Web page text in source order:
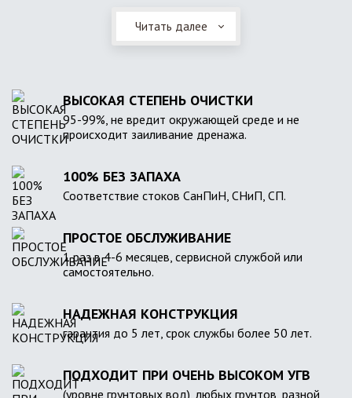
Читать далее
ВЫСОКАЯ СТЕПЕНЬ ОЧИСТКИ
95-99%, не вредит окружающей среде и не
происходит заиливание дренажа.
100% БЕЗ ЗАПАХА
Соответствие стоков СанПиН, СНиП, СП.
ПРОСТОЕ ОБСЛУЖИВАНИЕ
1 раз в 4-6 месяцев, сервисной службой или
самостоятельно.
НАДЕЖНАЯ КОНСТРУКЦИЯ
гарантия до 5 лет, срок службы более 50 лет.
ПОДХОДИТ ПРИ ОЧЕНЬ ВЫСОКОМ УГВ
(уровне грунтовых вод), любых грунтов, разной